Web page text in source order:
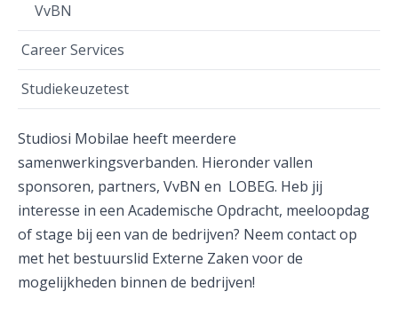
VvBN
Career Services
Studiekeuzetest
Studiosi Mobilae heeft meerdere
samenwerkingsverbanden. Hieronder vallen
sponsoren, partners, VvBN en LOBEG. Heb jij
interesse in een Academische Opdracht, meeloopdag
of stage bij een van de bedrijven? Neem contact op
met het bestuurslid Externe Zaken voor de
mogelijkheden binnen de bedrijven!